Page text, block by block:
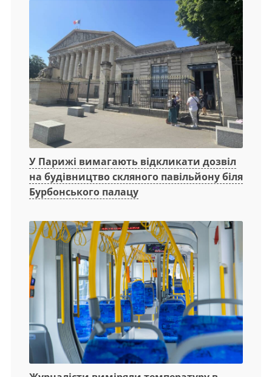
У Парижі вимагають відкликати дозвіл
на будівництво скляного павільйону біля
Бурбонського палацу